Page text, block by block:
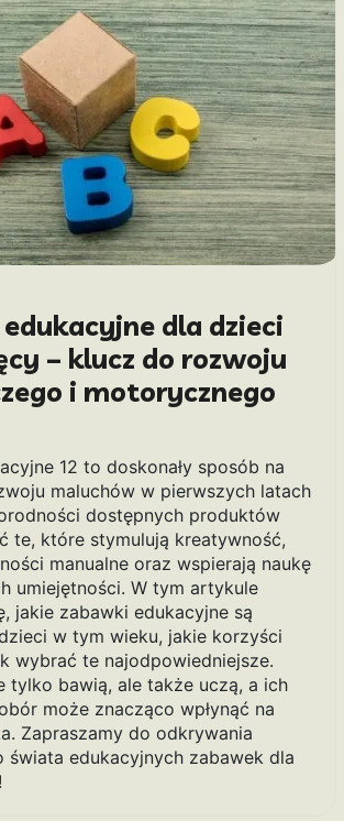
dla dzieci
– klucz do rozwoju
i motorycznego
12 to doskonały sposób na
maluchów w pierwszych latach
dostępnych produktów
te, które stymulują kreatywność,
manualne oraz wspierają naukę
umiejętności. W tym artykule
jakie zabawki edukacyjne są
w tym wieku, jakie korzyści
wybrać te najodpowiedniejsze.
tylko bawią, ale także uczą, a ich
może znacząco wpłynąć na
Zapraszamy do odkrywania
świata edukacyjnych zabawek dla